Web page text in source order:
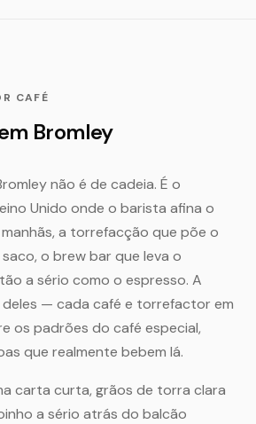
CAFÉ
Bromley
não é de cadeia. É o
Unido onde o barista afina o
a torrefacção que põe o
o brew bar que leva o
a sério como o espresso. A
deles — cada café e torrefactor em
os padrões do café especial,
que realmente bebem lá.
carta curta, grãos de torra clara
a sério atrás do balcão